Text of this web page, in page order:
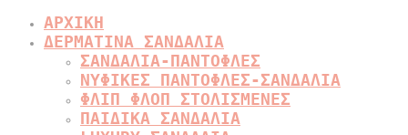
ΑΡΧΙΚΗ
ΔΕΡΜΑΤΙΝΑ ΣΑΝΔΑΛΙΑ
ΣΑΝΔΑΛΙΑ-ΠΑΝΤΟΦΛΕΣ
ΝΥΦΙΚΕΣ ΠΑΝΤΟΦΛΕΣ-ΣΑΝΔΑΛΙΑ
ΦΛΙΠ ΦΛΟΠ ΣΤΟΛΙΣΜΕΝΕΣ
ΠΑΙΔΙΚΑ ΣΑΝΔΑΛΙΑ